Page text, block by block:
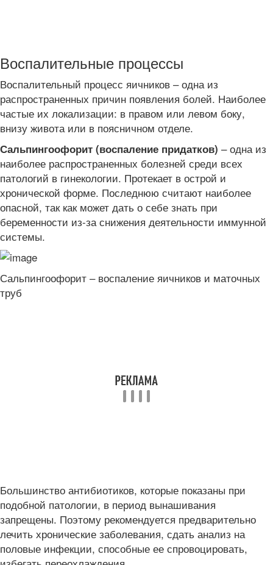
Воспалительные процессы
Воспалительный процесс яичников – одна из
распространенных причин появления болей. Наиболее
частые их локализации: в правом или левом боку,
внизу живота или в поясничном отделе.
Сальпингоофорит (воспаление придатков) – одна из
наиболее распространенных болезней среди всех
патологий в гинекологии. Протекает в острой и
хронической форме. Последнюю считают наиболее
опасной, так как может дать о себе знать при
беременности из-за снижения деятельности иммунной
системы.
Сальпингоофорит – воспаление яичников и маточных
труб
Большинство антибиотиков, которые показаны при
подобной патологии, в период вынашивания
запрещены. Поэтому рекомендуется предварительно
лечить хронические заболевания, сдать анализ на
половые инфекции, способные ее спровоцировать,